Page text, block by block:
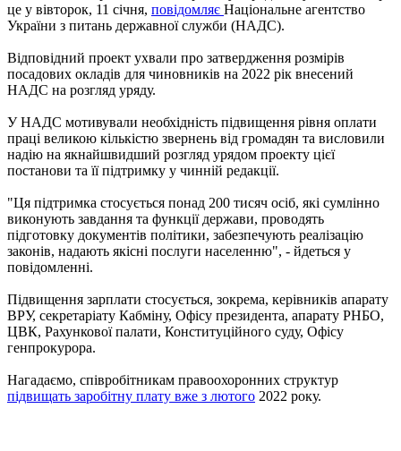
це у вівторок, 11 січня, повідомляє Національне агентство
України з питань державної служби (НАДС).
Відповідний проект ухвали про затвердження розмірів
посадових окладів для чиновників на 2022 рік внесений
НАДС на розгляд уряду.
У НАДС мотивували необхідність підвищення рівня оплати
праці великою кількістю звернень від громадян та висловили
надію на якнайшвидший розгляд урядом проекту цієї
постанови та її підтримку у чинній редакції.
"Ця підтримка стосується понад 200 тисяч осіб, які сумлінно
виконують завдання та функції держави, проводять
підготовку документів політики, забезпечують реалізацію
законів, надають якісні послуги населенню", - йдеться у
повідомленні.
Підвищення зарплати стосується, зокрема, керівників апарату
ВРУ, секретаріату Кабміну, Офісу президента, апарату РНБО,
ЦВК, Рахункової палати, Конституційного суду, Офісу
генпрокурора.
Нагадаємо, співробітникам правоохоронних структур
підвищать заробітну плату вже з лютого 2022 року.